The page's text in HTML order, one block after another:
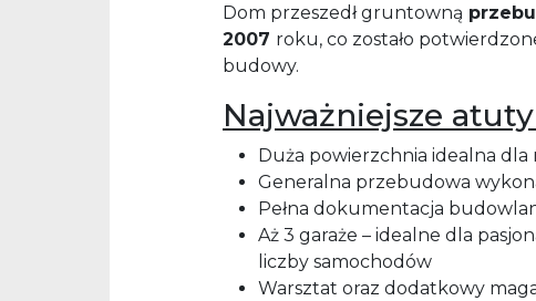
Dom przeszedł gruntowną
2007 roku, co zostało
budowy.
Najważniejsze
Duża powierzchnia idealna dla
Generalna przebudowa
Pełna dokumentacja
Aż 3 garaże – idealne dla
liczby samochodów
Warsztat oraz dodatkowy